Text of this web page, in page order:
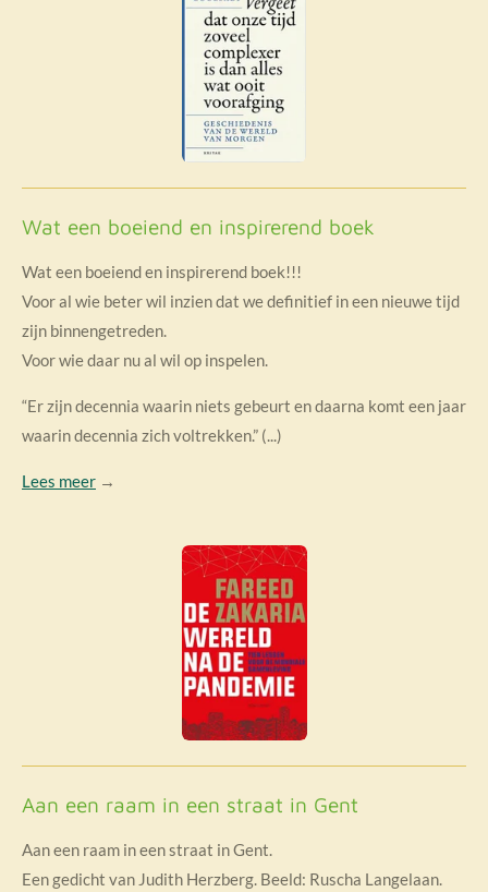
Wat een boeiend en inspirerend boek
Wat een boeiend en inspirerend boek!!!
Voor al wie beter wil inzien dat we definitief in een nieuwe tijd
zijn binnengetreden.
Voor wie daar nu al wil op inspelen.
“Er zijn decennia waarin niets gebeurt en daarna komt een jaar
waarin decennia zich voltrekken.” (...)
Lees meer →
Aan een raam in een straat in Gent
Aan een raam in een straat in Gent.
Een gedicht van Judith Herzberg. Beeld: Ruscha Langelaan.